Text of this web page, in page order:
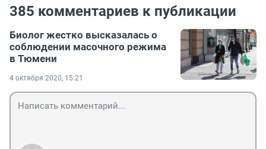
385 комментариев к публикации
Биолог жестко высказалась о
соблюдении масочного режима
в Тюмени
4 октября 2020, 15:21